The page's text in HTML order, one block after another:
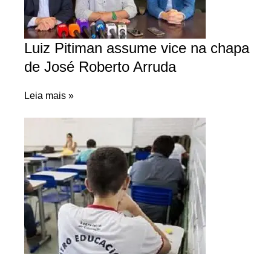
Luiz Pitiman assume vice na chapa
de José Roberto Arruda
Leia mais »